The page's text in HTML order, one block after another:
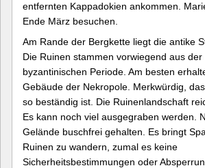
entfernten Kappadokien ankommen.
Ende März besuchen.
Am Rande der Bergkette liegt die antike
Die Ruinen stammen vorwiegend aus
byzantinischen Periode. Am besten
Gebäude der Nekropole. Merkwürdig,
so beständig ist. Die Ruinenlandschaft
Es kann noch viel ausgegraben werden.
Gelände buschfrei gehalten. Es bringt
Ruinen zu wandern, zumal es keine
Sicherheitsbestimmungen oder